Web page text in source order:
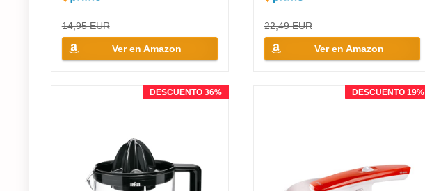
14,95 EUR
Ver en Amazon
22,49 EUR
Ver en Amazon
DESCUENTO 36% DESCUENTO 19%